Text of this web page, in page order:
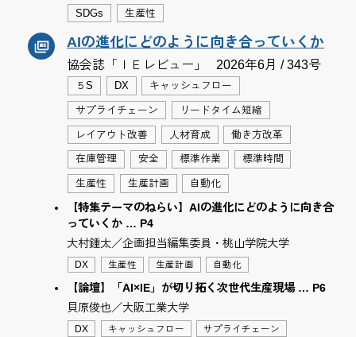
SDGs 生産性
AIの進化にどのように向き合っていくか
協会誌「ＩＥレビュー」 2026年6月 / 343号
５S DX キャッシュフロー
サプライチェーン リードタイム短縮
レイアウト改善 人材育成 働き方改革
在庫管理 安全 標準作業 標準時間
生産性 生産計画 自動化
【特集テーマのねらい】AIの進化にどのように向き合
っていくか … P4
大村鍾太／企画担当編集委員・桃山学院大学
DX 生産性 生産計画 自動化
【論壇】「AI×IE」が切り拓く次世代生産現場 … P6
貝原俊也／大阪工業大学
DX キャッシュフロー サプライチェーン